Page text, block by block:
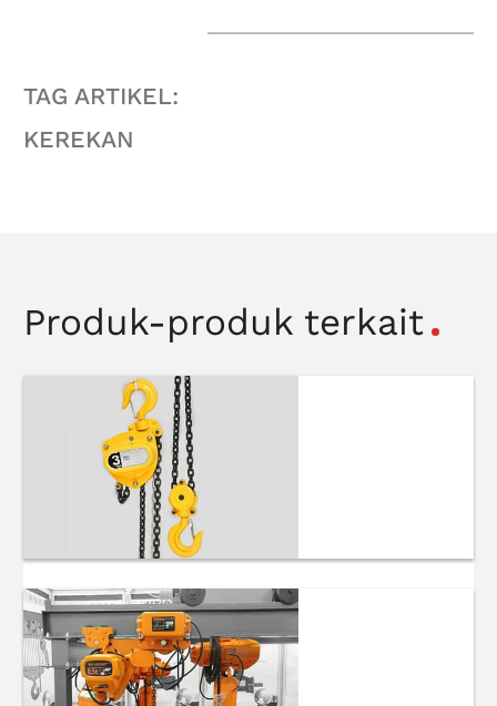
TAG ARTIKEL:
KEREKAN
Produk-produk terkait
Blok Rantai